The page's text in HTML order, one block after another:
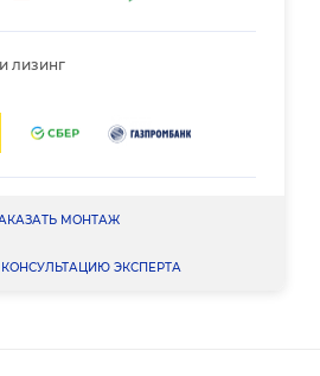
лизинг
МОНТАЖ
ЭКСПЕРТА